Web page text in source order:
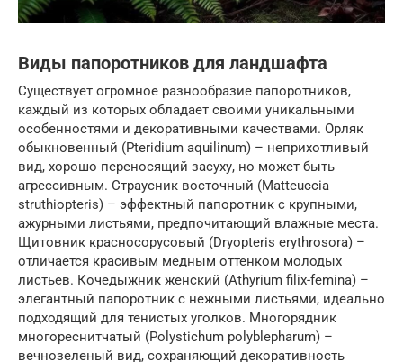
Виды папоротников для ландшафта
Существует огромное разнообразие папоротников,
каждый из которых обладает своими уникальными
особенностями и декоративными качествами. Орляк
обыкновенный (Pteridium aquilinum) – неприхотливый
вид, хорошо переносящий засуху, но может быть
агрессивным. Страусник восточный (Matteuccia
struthiopteris) – эффектный папоротник с крупными,
ажурными листьями, предпочитающий влажные места.
Щитовник красносорусовый (Dryopteris erythrosora) –
отличается красивым медным оттенком молодых
листьев. Кочедыжник женский (Athyrium filix-femina) –
элегантный папоротник с нежными листьями, идеально
подходящий для тенистых уголков. Многорядник
многореснитчатый (Polystichum polyblepharum) –
вечнозеленый вид, сохраняющий декоративность